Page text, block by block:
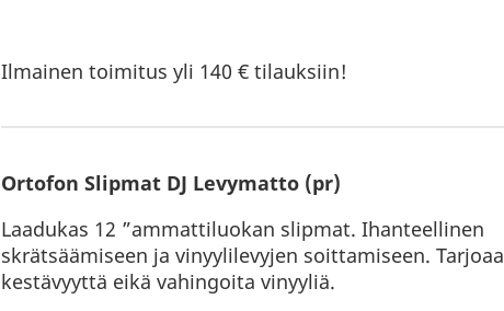
Ilmainen toimitus yli 140 € tilauksiin!
Ortofon Slipmat DJ Levymatto (pr)
Laadukas 12 ”ammattiluokan slipmat. Ihanteellinen
skrätsäämiseen ja vinyylilevyjen soittamiseen. Tarjoaa
kestävyyttä eikä vahingoita vinyyliä.